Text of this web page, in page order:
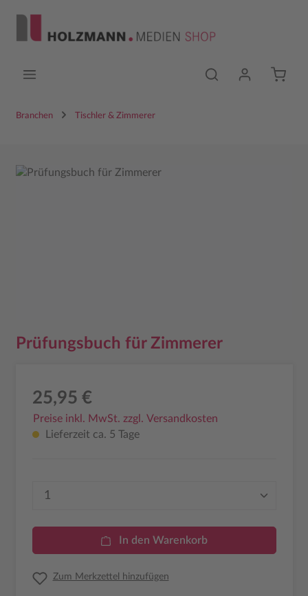
Branchen Tischler & Zimmerer
Bildergalerie überspringen
Prüfungsbuch für Zimmerer
25,95 €
Preise inkl. MwSt. zzgl. Versandkosten
Lieferzeit ca. 5 Tage
Produkt Anzahl: Gib den gewünschten
In den Warenkorb
Zum Merkzettel hinzufügen